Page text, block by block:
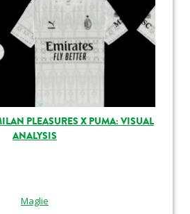
PLEASURES X PUMA: VISUAL
ANALYSIS
Maglie